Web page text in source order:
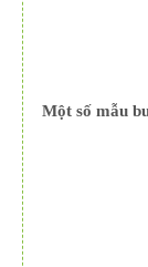
Một số mẫu